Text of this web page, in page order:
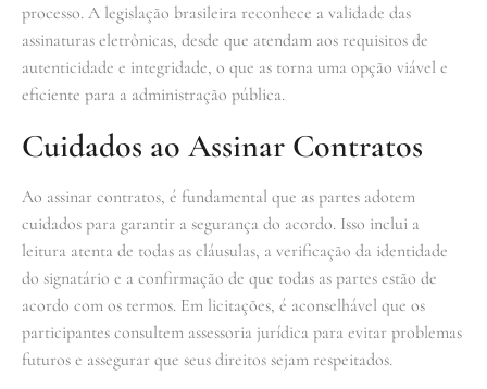
processo. A legislação brasileira reconhece a validade das
assinaturas eletrônicas, desde que atendam aos requisitos de
autenticidade e integridade, o que as torna uma opção viável e
eficiente para a administração pública.
Cuidados ao Assinar Contratos
Ao assinar contratos, é fundamental que as partes adotem
cuidados para garantir a segurança do acordo. Isso inclui a
leitura atenta de todas as cláusulas, a verificação da identidade
do signatário e a confirmação de que todas as partes estão de
acordo com os termos. Em licitações, é aconselhável que os
participantes consultem assessoria jurídica para evitar problemas
futuros e assegurar que seus direitos sejam respeitados.